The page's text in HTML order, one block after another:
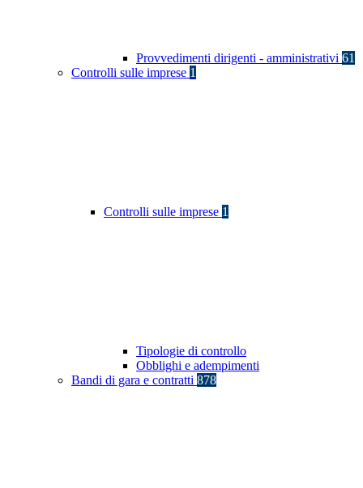
Provvedimenti dirigenti - amministrativi 61
Controlli sulle imprese 1
Controlli sulle imprese 1
Tipologie di controllo
Obblighi e adempimenti
Bandi di gara e contratti 878